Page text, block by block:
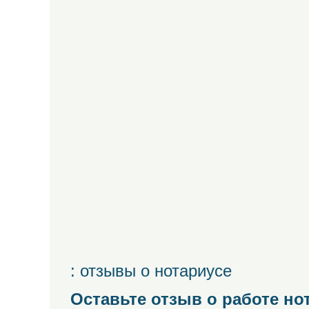
: отзывы о нотариусе
Оставьте отзыв о работе